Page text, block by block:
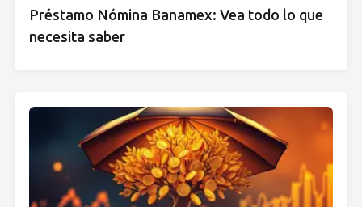
Préstamo Nómina Banamex: Vea todo lo que
necesita saber